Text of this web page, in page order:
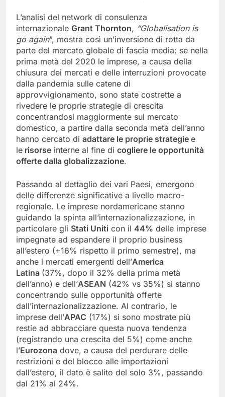
L’analisi del network di consulenza
internazionale Grant Thornton, “Globalisation is
go again”, mostra così un’inversione di rotta da
parte del mercato globale di fascia media: se nella
prima metà del 2020 le imprese, a causa della
chiusura dei mercati e delle interruzioni provocate
dalla pandemia sulle catene di
approvvigionamento, sono state costrette a
rivedere le proprie strategie di crescita
concentrandosi maggiormente sul mercato
domestico, a partire dalla seconda metà dell’anno
hanno cercato di adattare le proprie strategie e
le risorse interne al fine di cogliere le opportunità
offerte dalla globalizzazione.
Passando al dettaglio dei vari Paesi, emergono
delle differenze significative a livello macro-
regionale. Le imprese nordamericane stanno
guidando la spinta all’internazionalizzazione, in
particolare gli Stati Uniti con il 44% delle imprese
impegnate ad espandere il proprio business
all’estero (+16% rispetto il primo semestre), ma
anche i mercati emergenti dell’America
Latina (37%, dopo il 32% della prima metà
dell’anno) e dell’ASEAN (42% vs 35%) si stanno
concentrando sulle opportunità offerte
dall’internazionalizzazione. Al contrario, le
imprese dell’APAC (17%) si sono mostrate più
restie ad abbracciare questa nuova tendenza
(registrando una crescita del 5%) come anche
l’Eurozona dove, a causa del perdurare delle
restrizioni e del blocco alle importazioni
dall’estero, il dato è salito del solo 3%, passando
dal 21% al 24%.